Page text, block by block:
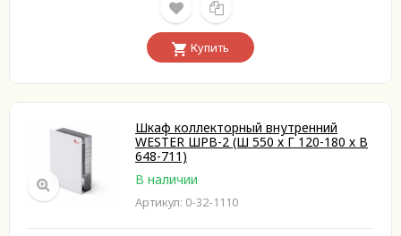
Купить
Шкаф коллекторный внутренний
WESTER ШРВ-2 (Ш 550 х Г 120-180 х В
648-711)
В наличии
Артикул: 0-32-1110